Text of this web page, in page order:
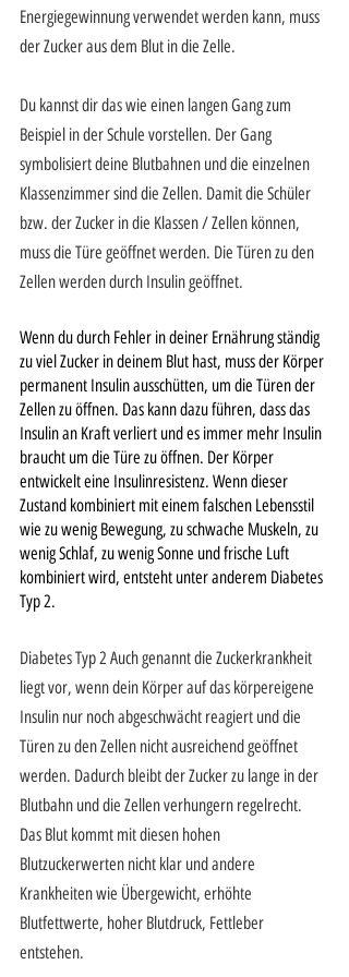
Energiegewinnung verwendet werden kann, muss
der Zucker aus dem Blut in die Zelle.
Du kannst dir das wie einen langen Gang zum
Beispiel in der Schule vorstellen. Der Gang
symbolisiert deine Blutbahnen und die einzelnen
Klassenzimmer sind die Zellen. Damit die Schüler
bzw. der Zucker in die Klassen / Zellen können,
muss die Türe geöffnet werden. Die Türen zu den
Zellen werden durch Insulin geöffnet.
Wenn du durch Fehler in deiner Ernährung ständig
zu viel Zucker in deinem Blut hast, muss der Körper
permanent Insulin ausschütten, um die Türen der
Zellen zu öffnen. Das kann dazu führen, dass das
Insulin an Kraft verliert und es immer mehr Insulin
braucht um die Türe zu öffnen. Der Körper
entwickelt eine Insulinresistenz. Wenn dieser
Zustand kombiniert mit einem falschen Lebensstil
wie zu wenig Bewegung, zu schwache Muskeln, zu
wenig Schlaf, zu wenig Sonne und frische Luft
kombiniert wird, entsteht unter anderem Diabetes
Typ 2.
Diabetes Typ 2 Auch genannt die Zuckerkrankheit
liegt vor, wenn dein Körper auf das körpereigene
Insulin nur noch abgeschwächt reagiert und die
Türen zu den Zellen nicht ausreichend geöffnet
werden. Dadurch bleibt der Zucker zu lange in der
Blutbahn und die Zellen verhungern regelrecht.
Das Blut kommt mit diesen hohen
Blutzuckerwerten nicht klar und andere
Krankheiten wie Übergewicht, erhöhte
Blutfettwerte, hoher Blutdruck, Fettleber
entstehen.